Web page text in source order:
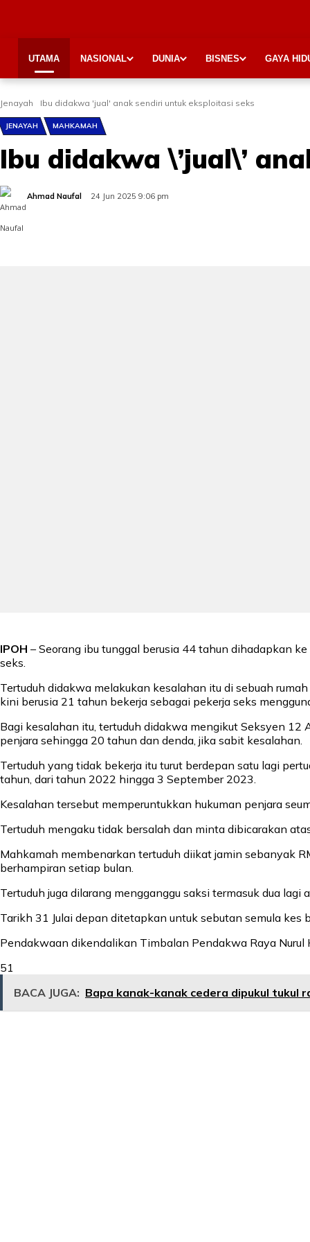
UTAMA NASIONAL DUNIA BISNES GAYA
Jenayah Ibu didakwa 'jual' anak sendiri untuk eksploitasi seks
JENAYAH MAHKAMAH
Ibu didakwa \’jual\’
Ahmad Naufal 24 Jun 2025 9:06 pm
IPOH – Seorang ibu tunggal berusia 44 tahun dihadapkan
seks.
Tertuduh didakwa melakukan kesalahan itu di sebuah
kini berusia 21 tahun bekerja sebagai pekerja seks
Bagi kesalahan itu, tertuduh didakwa mengikut Seksyen
penjara sehingga 20 tahun dan denda, jika sabit kesalahan.
Tertuduh yang tidak bekerja itu turut berdepan satu lagi
tahun, dari tahun 2022 hingga 3 September 2023.
Kesalahan tersebut memperuntukkan hukuman penjara
Tertuduh mengaku tidak bersalah dan minta dibicarakan
Mahkamah membenarkan tertuduh diikat jamin sebanyak
berhampiran setiap bulan.
Tertuduh juga dilarang mengganggu saksi termasuk dua
Tarikh 31 Julai depan ditetapkan untuk sebutan semula kes
Pendakwaan dikendalikan Timbalan Pendakwa Raya
51
BACA JUGA: Bapa kanak-kanak cedera dipukul tukul